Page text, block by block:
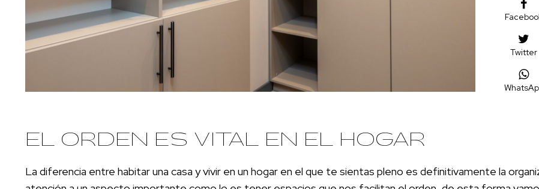
Twitter
EL ORDEN ES VITAL EN EL HOGAR
La diferencia entre habitar una casa y vivir en un hogar en el que te sientas pleno es definitivamente la